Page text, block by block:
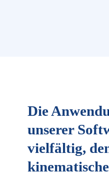
Die
unserer
vielfältig,